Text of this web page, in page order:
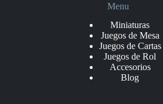
Menu
Miniaturas
Juegos de Mesa
Juegos de Cartas
Juegos de Rol
Accesorios
Blog